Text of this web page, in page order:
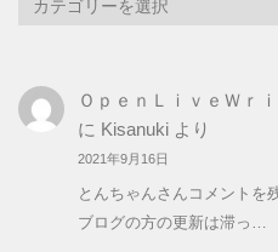
リ
ー
ＯｐｅｎＬｉｖｅＷｒ
に Kisanukiより
2021年9月16日
とんちゃんさんコメントを
ブログの方の更新は滞っ…